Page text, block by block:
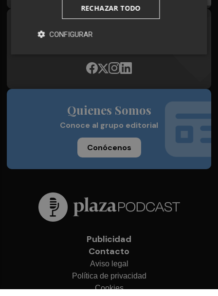
Síguenos en redes
Quienes Somos
Conoce al grupo editorial
Conócenos
Publicidad
Contacto
Aviso legal
Política de privacidad
Cookies
RECHAZAR TODO
CONFIGURAR